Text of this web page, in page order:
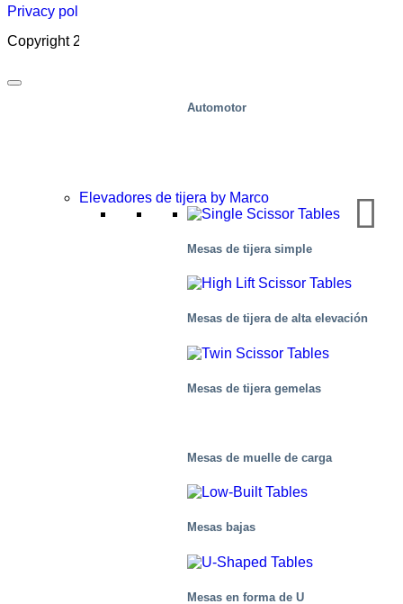
Automotor
Químico
Privacy policy
Copyright 2026 ©
Elevadores de tijera by Marco
Mesas de tijera simple
Mesas de tijera de alta elevación
Mesas de tijera gemelas
Mesas de muelle de carga
Mesas bajas
Mesas en forma de U